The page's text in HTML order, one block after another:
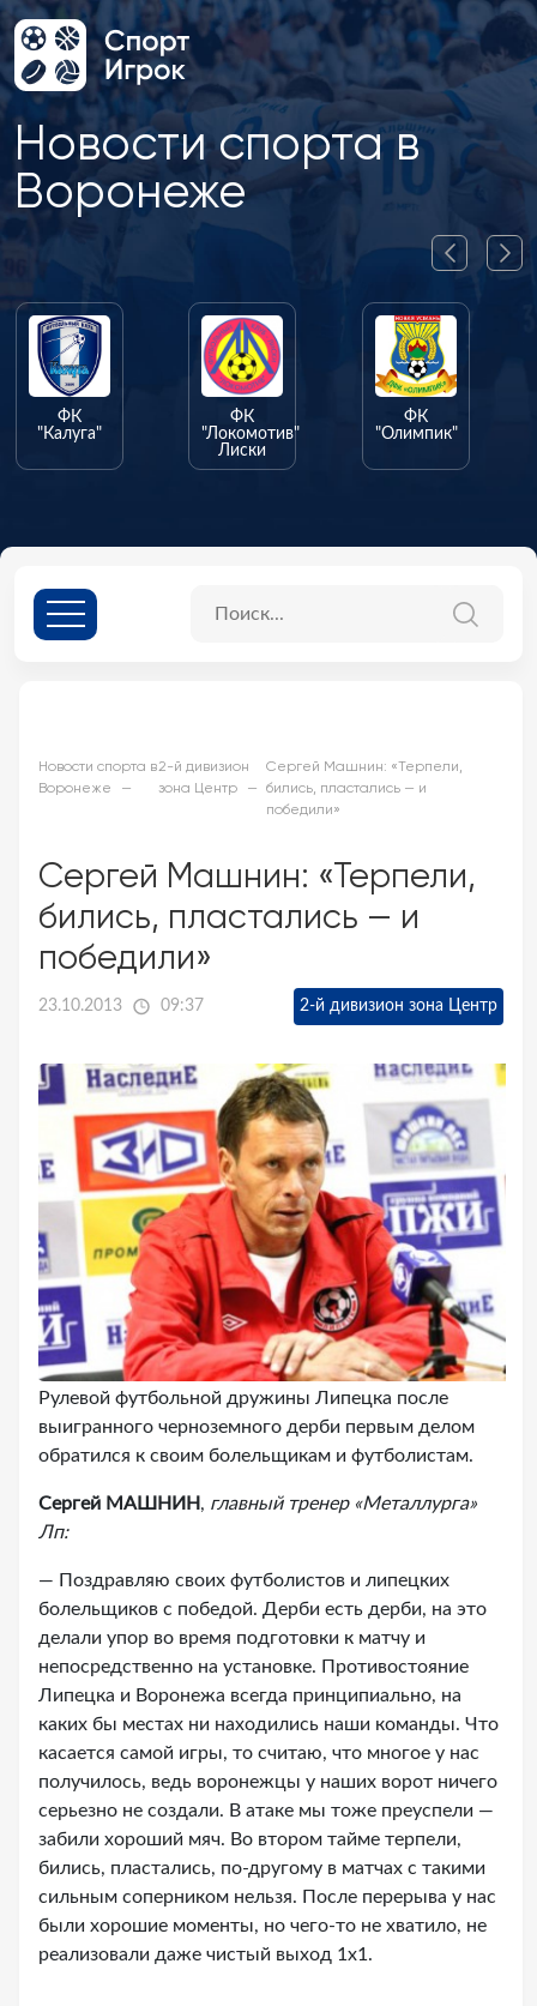
Новости спорта в
Воронеже
"Локомотив"
Лиски
"Олимпик"
Новости спорта в
Воронеже
2-й дивизион
зона Центр
Сергей Машнин: «Терпели,
бились, пластались — и
победили»
Сергей Машнин: «Терпели,
бились, пластались — и
победили»
23.10.2013 09:37 2-й дивизион зона Центр
Рулевой футбольной дружины Липецка после
выигранного черноземного дерби первым делом
обратился к своим болельщикам и футболистам.
Сергей МАШНИН, главный тренер «Металлурга»
Лп:
— Поздравляю своих футболистов и липецких
болельщиков с победой. Дерби есть дерби, на это
делали упор во время подготовки к матчу и
непосредственно на установке. Противостояние
Липецка и Воронежа всегда принципиально, на
каких бы местах ни находились наши команды. Что
касается самой игры, то считаю, что многое у нас
получилось, ведь воронежцы у наших ворот ничего
серьезно не создали. В атаке мы тоже преуспели —
забили хороший мяч. Во втором тайме терпели,
бились, пластались, по-другому в матчах с такими
сильным соперником нельзя. После перерыва у нас
были хорошие моменты, но чего-то не хватило, не
реализовали даже чистый выход 1х1.